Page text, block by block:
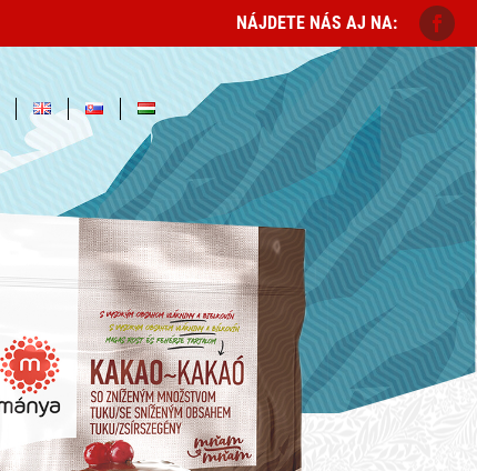
NÁJDETE NÁS AJ NA: